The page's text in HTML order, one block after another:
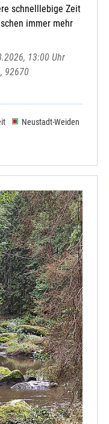
schnelllebige Zeit
immer mehr
13:00 Uhr
92670
Neustadt-Weiden